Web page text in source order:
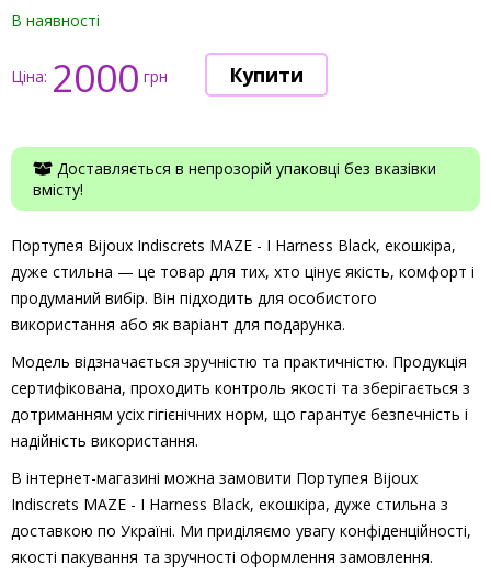
В наявності
Ціна: 2000 грн
Доставляється в непрозорій упаковці без вказівки
вмісту!
Портупея Bijoux Indiscrets MAZE - I Harness Black, екошкіра,
дуже стильна — це товар для тих, хто цінує якість, комфорт і
продуманий вибір. Він підходить для особистого
використання або як варіант для подарунка.
Модель відзначається зручністю та практичністю. Продукція
сертифікована, проходить контроль якості та зберігається з
дотриманням усіх гігієнічних норм, що гарантує безпечність і
надійність використання.
В інтернет-магазині можна замовити Портупея Bijoux
Indiscrets MAZE - I Harness Black, екошкіра, дуже стильна з
доставкою по Україні. Ми приділяємо увагу конфіденційності,
якості пакування та зручності оформлення замовлення.